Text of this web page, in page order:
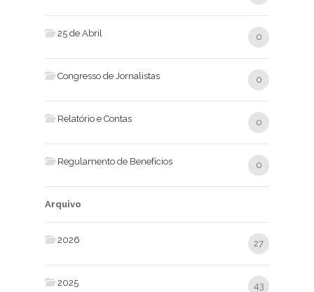
25 de Abril 0
Congresso de Jornalistas 0
Relatório e Contas 0
Regulamento de Benefícios 0
Arquivo
2026 27
2025 43